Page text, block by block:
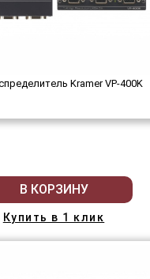
Kramer VP-400K
В КОРЗИНУ
Купить в 1 клик